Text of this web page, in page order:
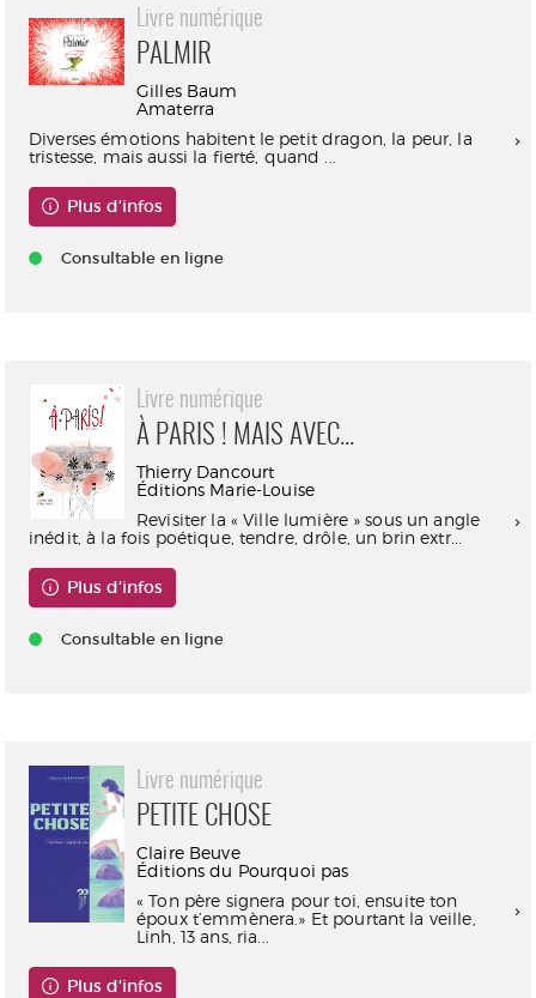
Livre numérique
PALMIR
Gilles Baum
Amaterra
Diverses émotions habitent le petit dragon, la peur, la
tristesse, mais aussi la fierté, quand ...
Plus d'infos
Consultable en ligne
Livre numérique
À PARIS ! MAIS AVEC...
Thierry Dancourt
Éditions Marie-Louise
Revisiter la « Ville lumière » sous un angle
inédit, à la fois poétique, tendre, drôle, un brin extr...
Plus d'infos
Consultable en ligne
Livre numérique
PETITE CHOSE
Claire Beuve
Éditions du Pourquoi pas
« Ton père signera pour toi, ensuite ton
époux t’emmènera.» Et pourtant la veille,
Linh, 13 ans, ria...
Plus d'infos